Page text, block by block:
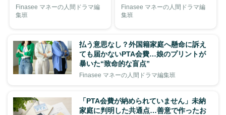
Finasee マネーの人間ドラマ編
集班
Finasee マネーの人間ドラマ編
集班
払う意思なし？外国籍家庭へ懸命に訴え
ても届かないPTA会費…娘のプリントが
暴いた“致命的な盲点”
Finasee マネーの人間ドラマ編集班
「PTA会費が納められていません」未納
家庭に判明した共通点…善意で作ったお